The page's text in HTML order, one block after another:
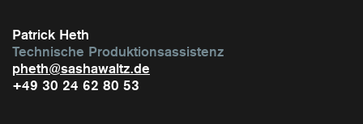
Patrick Heth
Technische Produktionsassistenz
pheth@sashawaltz.de
+49 30 24 62 80 53